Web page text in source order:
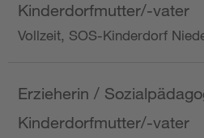
Kinderdorfmutter/-vater
Vollzeit, SOS-Kinderdorf
Erzieherin /
Kinderdorfmutter/-vater